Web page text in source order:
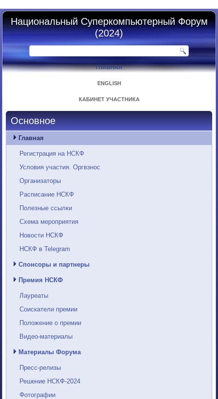
Национальный Суперкомпьютерный Форум
(2024)
ГЛАВНАЯ
ENGLISH
КАБИНЕТ УЧАСТНИКА
Основное
Главная
Регистрация на НСКФ
Условия участия. Оргвзнос
Организаторы
Расписание НСКФ
Полезные ссылки
Схема мероприятия
Новости НСКФ
НСКФ в Telegram
Спонсоры и партнеры
Премия НСКФ
Лауреаты
Соискатели премии
Положение о премии
Видео-материалы
Материалы Форума
Пресс-релизы
Решение НСКФ-2024
Фотографии